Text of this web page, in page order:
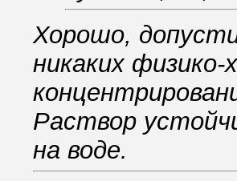
Хорошо,
никаких физико-
Раствор
на воде.